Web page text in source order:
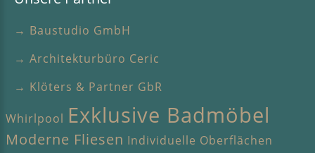
→ Baustudio GmbH
→ Architekturbüro Ceric
→ Klöters & Partner GbR
Whirlpool Exklusive Badmöbel
Moderne Fliesen Individuelle Oberflächen